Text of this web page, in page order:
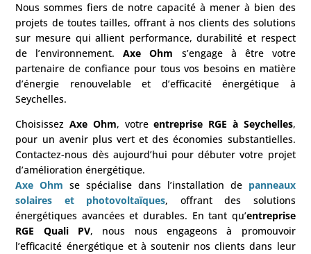
Nous sommes fiers de notre capacité à mener à bien des
projets de toutes tailles, offrant à nos clients des solutions
sur mesure qui allient performance, durabilité et respect
de l’environnement.Axe Ohm s’engage à être votre
partenaire de confiance pour tous vos besoins en matière
d’énergie renouvelable et d’efficacité énergétique à
Seychelles.
ChoisissezAxe Ohm, votreentreprise RGE à Seychelles,
pour un avenir plus vert et des économies substantielles.
Contactez-nous dès aujourd’hui pour débuter votre projet
d’amélioration énergétique.
Axe Ohm se spécialise dans l’installation de panneaux
solaires et photovoltaïques, offrant des solutions
énergétiques avancées et durables. En tant qu’entreprise
RGE Quali PV, nous nous engageons à promouvoir
l’efficacité énergétique et à soutenir nos clients dans leur